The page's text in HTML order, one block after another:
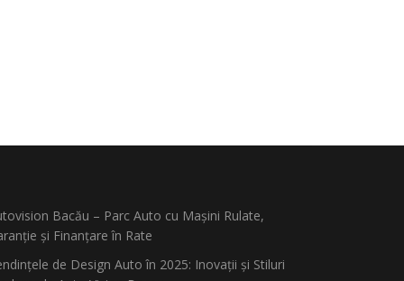
Bacău – Parc Auto cu Mașini Rulate,
și Finanțare în Rate
de Design Auto în 2025: Inovații și Stiluri